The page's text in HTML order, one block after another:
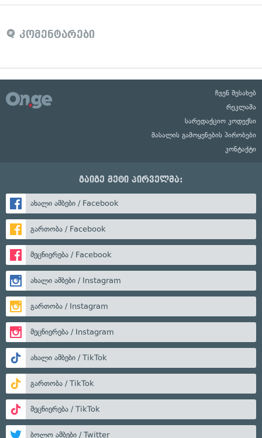
კომენტარები
ჩვენ შესახებ
რეკლამა
სარედაქციო კოდექსი
მასალის გამოყენების პირობები
კონტაქტი
გაიგე მეტი პირველმა:
ახალი ამბები / Facebook
გართობა / Facebook
მეცნიერება / Facebook
ახალი ამბები / Instagram
გართობა / Instagram
მეცნიერება / Instagram
ახალი ამბები / TikTok
გართობა / TikTok
მეცნიერება / TikTok
ბოლო ამბები / Twitter